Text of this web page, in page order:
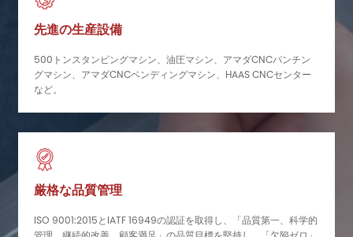
先進の生産設備
500トンスタンピングマシン、油圧マシン、アマダCNCパンチン
グマシン、アマダCNCベンディングマシン、HAAS CNCセンター
など。
厳格な品質管理
ISO 9001:2015とIATF 16949の認証を取得し、「品質第一、科学的